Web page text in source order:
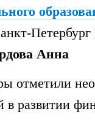
Анна
отметили
в развитии